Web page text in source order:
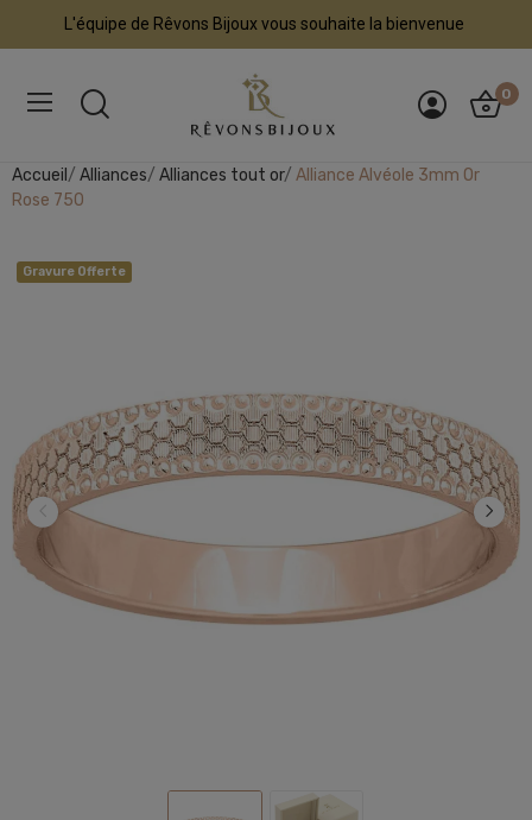
L'équipe de Rêvons Bijoux vous souhaite la bienvenue
0
Accueil Alliances Alliances tout or Alliance Alvéole 3mm Or
Rose 750
Gravure Offerte